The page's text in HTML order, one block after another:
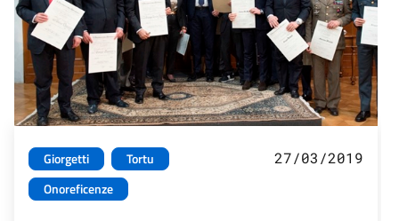
Giorgetti
Tortu
Onoreficenze
27/03/2019